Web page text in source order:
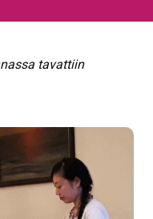
tavattiin